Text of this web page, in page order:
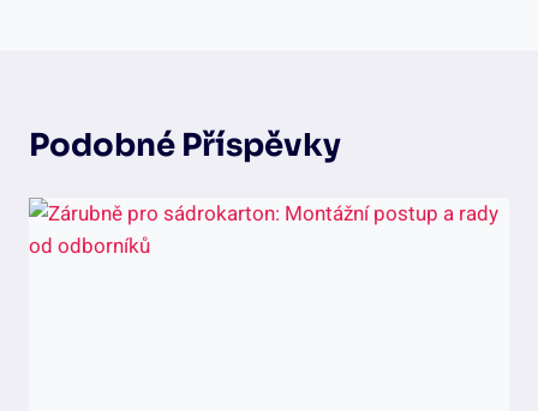
Podobné Příspěvky